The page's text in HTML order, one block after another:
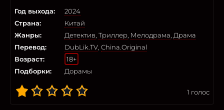
Год выхода:
2024
Страна:
Китай
Жанры:
Детектив Триллер Мелодрама Драма
Перевод:
DubLik.TV China.Original
Возраст:
18+
Подборки:
Дорамы
1 голос